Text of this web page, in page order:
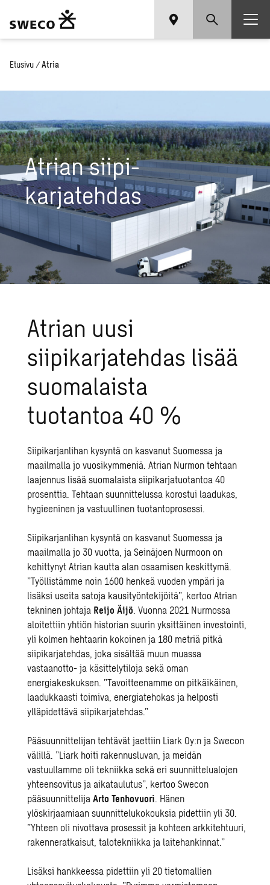
Etusivu / Atria
At­rian sii­pi­
kar­ja­teh­das
Atrian uusi
siipikarjatehdas lisää
suomalaista
tuotantoa 40 %
Siipikarjanlihan kysyntä on kasvanut Suomessa ja
maailmalla jo vuosikymmeniä. Atrian Nurmon tehtaan
laajennus lisää suomalaista siipikarjatuotantoa 40
prosenttia. Tehtaan suunnittelussa korostui laadukas,
hygieeninen ja vastuullinen tuotantoprosessi.
Siipikarjanlihan kysyntä on kasvanut Suomessa ja
maailmalla jo 30 vuotta, ja Seinäjoen Nurmoon on
kehittynyt Atrian kautta alan osaamisen keskittymä.
”Työllistämme noin 1600 henkeä vuoden ympäri ja
lisäksi useita satoja kausityöntekijöitä”, kertoo Atrian
tekninen johtaja Reijo Äijö. Vuonna 2021 Nurmossa
aloitettiin yhtiön historian suurin yksittäinen investointi,
yli kolmen hehtaarin kokoinen ja 180 metriä pitkä
siipikarjatehdas, joka sisältää muun muassa
vastaanotto- ja käsittelytiloja sekä oman
energiakeskuksen. ”Tavoitteenamme on pitkäikäinen,
laadukkaasti toimiva, energiatehokas ja helposti
ylläpidettävä siipikarjatehdas.”
Pääsuunnittelijan tehtävät jaettiin Liark Oy:n ja Swecon
välillä. ”Liark hoiti rakennusluvan, ja meidän
vastuullamme oli tekniikka sekä eri suunnittelualojen
yhteensovitus ja aikataulutus”, kertoo Swecon
pääsuunnittelijaArto Tenhovuori. Hänen
ylöskirjaamiaan suunnittelukokouksia pidettiin yli 30.
”Yhteen oli nivottava prosessit ja kohteen arkkitehtuuri,
rakenneratkaisut, talotekniikka ja laitehankinnat.”
Lisäksi hankkeessa pidettiin yli 20 tietomallien